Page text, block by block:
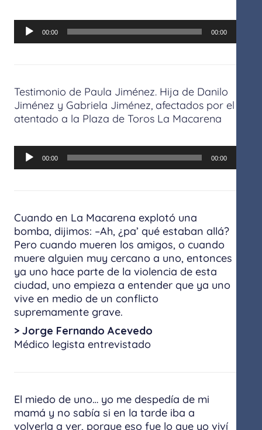
Reproductor
audio
00:00 00:00
Testimonio de Paula Jiménez. Hija de Danilo
Jiménez y Gabriela Jiménez, afectados por el
atentado a la Plaza de Toros La Macarena
Reproductor
audio
00:00 00:00
Cuando en La Macarena explotó una
bomba, dijimos: –Ah, ¿pa’ qué estaban allá?
Pero cuando mueren los amigos, o cuando
muere alguien muy cercano a uno, entonces
ya uno hace parte de la violencia de esta
ciudad, uno empieza a entender que ya uno
vive en medio de un conflicto
supremamente grave.
> Jorge Fernando Acevedo
Médico legista entrevistado
El miedo de uno… yo me despedía de mi
mamá y no sabía si en la tarde iba a
volverla a ver, porque eso fue lo que yo viví